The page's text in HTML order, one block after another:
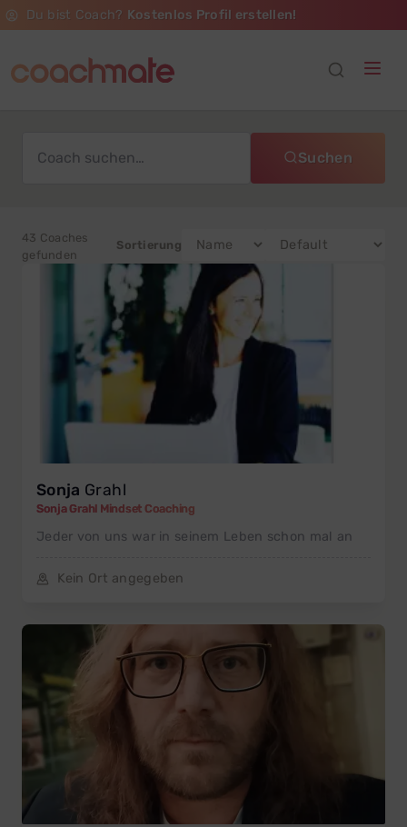
Du bist Coach? Kostenlos Profil erstellen!
Suchen
43 Coaches
gefunden
Sortierung
Sonja Grahl
Sonja Grahl Mindset Coaching
Jeder von uns war in seinem Leben schon mal an
Kein Ort angegeben